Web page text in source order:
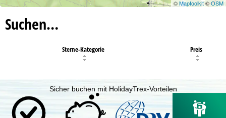
©Maptoolkit©OSM
Suchen…
Sterne-Kategorie Preis
Sicher buchen mit HolidayTrex-Vorteilen